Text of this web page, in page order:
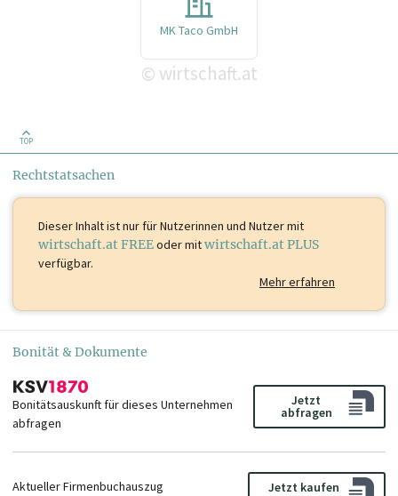
MK Taco GmbH
© wirtschaft.at
TOP
Rechtstatsachen
Dieser Inhalt istnur für Nutzerinnen und Nutzer mit
wirtschaft.at FREEoder mitwirtschaft.at PLUS
verfügbar.
Mehr erfahren
Bonität & Dokumente
Bonitätsauskunft für dieses Unternehmen
abfragen
Jetzt
abfragen
Aktueller Firmenbuchauszug Jetzt kaufen